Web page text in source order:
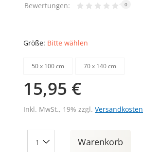
Bewertungen:
0
Größe: Bitte wählen
50 х 100 cm 70 х 140 cm
15,95 €
Inkl. MwSt., 19% zzgl. Versandkosten
Warenkorb